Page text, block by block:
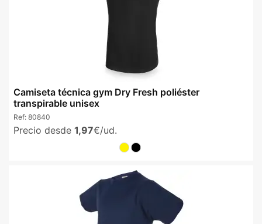
Camiseta técnica gym Dry Fresh poliéster
transpirable unisex
Ref: 80840
Precio desde 1,97€/ud.